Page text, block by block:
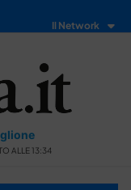
Il Network
ALLE 13:34